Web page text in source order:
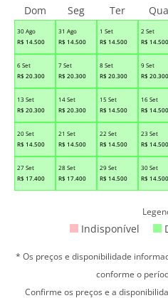
30 Ago
R$ 14.500
31 Ago
R$ 14.500
1 Set
R$ 14.500
2 Set
R$ 14.500
6 Set
R$ 20.300
7 Set
R$ 20.300
8 Set
R$ 20.300
9 Set
R$ 20.300
13 Set
R$ 20.300
14 Set
R$ 20.300
15 Set
R$ 14.500
16 Set
R$ 14.500
20 Set
R$ 14.500
21 Set
R$ 14.500
22 Set
R$ 14.500
23 Set
R$ 14.500
27 Set
R$ 17.400
28 Set
R$ 17.400
29 Set
R$ 14.500
30 Set
R$ 14.500
Dom Seg Ter Qua
Indisponível
* Os preços e disponibilidade
conforme o
Confirme os preços e a